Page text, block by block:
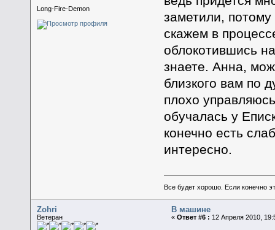
Long-Fire-Demon
заметили, потому
скажем в
облокотившись
знаете. Анна,
близкого вам по
плохо
обучалась у
конечно есть
интересно.
Все будет хорошо. Если конечно
Zohri
Ветеран
В машине
«Ответ #6 : 12 Апреля 2010,